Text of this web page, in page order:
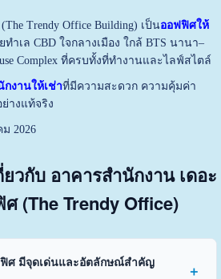
Trendy Office Building) เป็นออฟฟิศให้
ำเล CBD ใจกลางเมือง ใกล้ BTS นานา–
Complex ที่ครบทั้งที่ทำงานและไลฟ์สไตล์
กงานให้เช่าที่มีความสะดวก ความคุ้มค่า
างแท้จริง
2026
วกับ อาคารสำนักงาน เดอะ
(The Trendy Office)
ฟิศ มีจุดเด่นและอัตลักษณ์สำคัญ